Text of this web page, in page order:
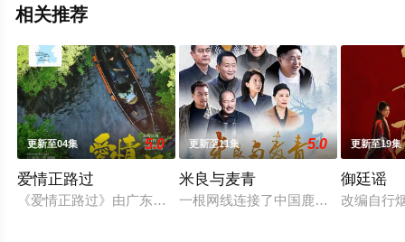
相关推荐
更新至04集 5.0
爱情正路过
《爱情正路过》由广东局选送，岭南文化传媒（广东）有限公
更新至11集 5.0
米良与麦青
一根网线连接了中国鹿鸣村和英国牛
更新至19集
御廷谣
改编自行